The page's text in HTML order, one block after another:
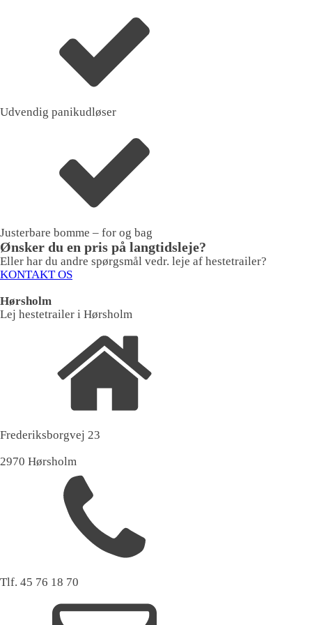
Udvendig panikudløser
Justerbare bomme – for og bag
Ønsker du en pris på langtidsleje?
Eller har du andre spørgsmål vedr. leje af hestetrailer?
KONTAKT OS
Hørsholm
Lej hestetrailer i Hørsholm
Frederiksborgvej 23
2970 Hørsholm
Tlf. 45 76 18 70